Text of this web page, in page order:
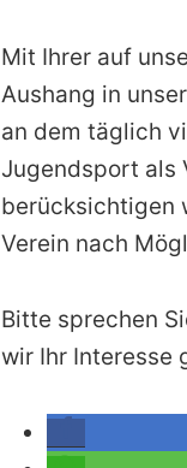
Mit Ihrer auf
Aushang in
an dem täglich
Jugendsport als
berücksichtigen
Verein nach
Bitte sprechen
wir Ihr Interesse